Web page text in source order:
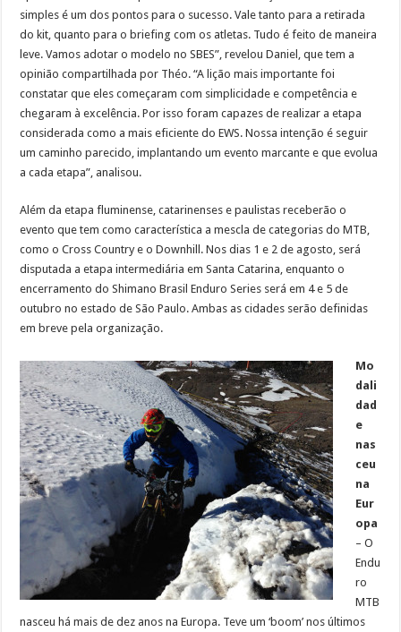
simples é um dos pontos para o sucesso. Vale tanto para a retirada
do kit, quanto para o briefing com os atletas. Tudo é feito de maneira
leve. Vamos adotar o modelo no SBES”, revelou Daniel, que tem a
opinião compartilhada por Théo. “A lição mais importante foi
constatar que eles começaram com simplicidade e competência e
chegaram à excelência. Por isso foram capazes de realizar a etapa
considerada como a mais eficiente do EWS. Nossa intenção é seguir
um caminho parecido, implantando um evento marcante e que evolua
a cada etapa”, analisou.
Além da etapa fluminense, catarinenses e paulistas receberão o
evento que tem como característica a mescla de categorias do MTB,
como o Cross Country e o Downhill. Nos dias 1 e 2 de agosto, será
disputada a etapa intermediária em Santa Catarina, enquanto o
encerramento do Shimano Brasil Enduro Series será em 4 e 5 de
outubro no estado de São Paulo. Ambas as cidades serão definidas
em breve pela organização.
Mo
dali
dad
e
nas
ceu
na
Eur
opa
– O
Endu
ro
MTB
nasceu há mais de dez anos na Europa. Teve um ‘boom’ nos últimos